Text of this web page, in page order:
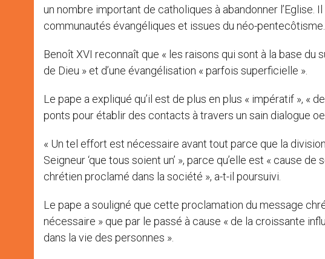
un nombre important de catholiques à abandonner l’Eglise.
communautés évangéliques et issues du néo-pentecôtisme.
Benoît XVI reconnaît que « les raisons qui sont à la base
de Dieu » et d’une évangélisation « parfois superficielle ».
Le pape a expliqué qu’il est de plus en plus « impératif », «
ponts pour établir des contacts à travers un sain dialogue
« Un tel effort est nécessaire avant tout parce que la
Seigneur ‘que tous soient un’ », parce qu’elle est « cause
chrétien proclamé dans la société », a-t-il poursuivi.
Le pape a souligné que cette proclamation du message
nécessaire » que par le passé à cause « de la croissante
dans la vie des personnes ».